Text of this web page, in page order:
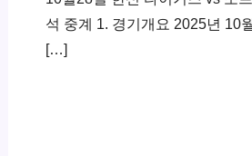
석 중계 1. 경기개요 2025년 10
[…]